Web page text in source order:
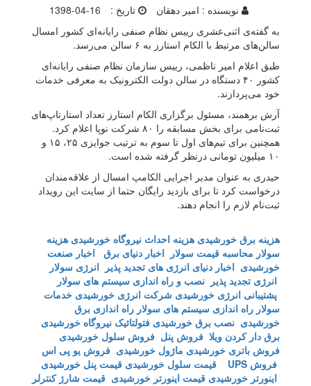
نویسنده : امیر دهقان تاریخ :
1398-04-16
‏به گفته‌ی اثنی‌عشری رییس نظام صنفی رایانه‌ای کشور امسال
سالن‌های مرتبط با الکام استارز به ۶ سالن می‌رسد.
‏طبق اعلام امیر ناظمی، رییس سازمان نظام صنفی رایانه‌ای
کشور ۴۰ دستگاه در سالن دولت الکترونیک به معرفی خدمات
خود می‌پردازند.
‏آرش برهمند، مسئول برگزاری الکام استارز تعداد استارتاپ‌های
ثبت‌نامی برای بخش مسابقه را ۸۰ شرکت نوپا اعلام کرد.
همچنین برای تیم‌های اول تا سوم به ترتیب جوایزی ۲۵، ۱۵ و
۱۰ میلیون‌ تومانی درنظر گرفته شده است.
‏حیدری به عنوان مدیر اجرایی الکامپ امسال از علاقه‌مندان
درخواست کرد تا برای بازدید رایگان حتما از سایت این رویداد
ثبت‌نام لازم را انجام دهند.
هزینه برق خورشیدی هزینه احداث نیروگاه خورشیدی هزینه
سولار محاسبه قیمت سولار اخبار دنیای برق اخبار صنعت
خورشیدی اخبار دنیای انرژی های تجدید پذیر انرژی سولار
انرژی تجدید پذیر نصب و راه اندازی سیستم های سولار
پشتیبانی انرژی خورشیدی شرکت انرژی خورشیدی خدمات
سولار راه اندازی سیستم های سولار راه اندازی برق
خورشیدی نصب برق خورشیدی فتولتائیک نیروگاه خورشیدی
برق دار کردن ویلا فروش پنل فروش سلول خورشیدی
فروش باتری خورشیدی ماژول خورشیدی فروش یو پی اس
فروش UPS
قیمت سلول خورشیدی قیمت پنل خورشیدی
اینورتر خورشیدی قیمت اینورتر خورشیدی قیمت شارژ کنترلر